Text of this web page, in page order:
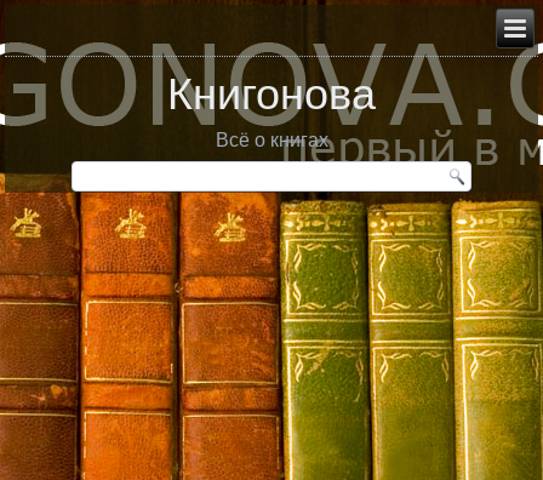
Книгонова
Всё о книгах